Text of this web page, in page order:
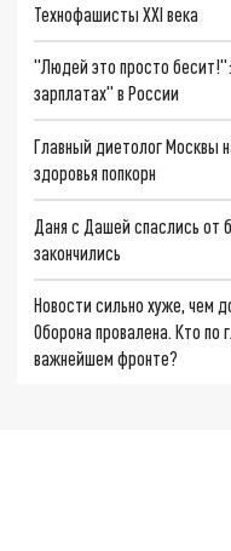
Технофашисты XXI века
"Людей это просто
зарплатах" в России
Главный диетолог Москвы
здоровья попкорн
Даня с Дашей спаслись от
закончились
Новости сильно хуже, чем
Оборона провалена. Кто по
важнейшем фронте?